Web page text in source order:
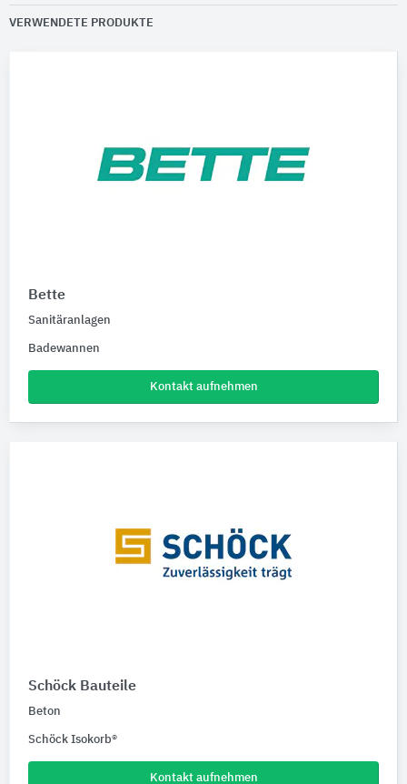
VERWENDETE PRODUKTE
Bette
Sanitäranlagen
Badewannen
Kontakt aufnehmen
Schöck Bauteile
Beton
Schöck Isokorb®
Kontakt aufnehmen